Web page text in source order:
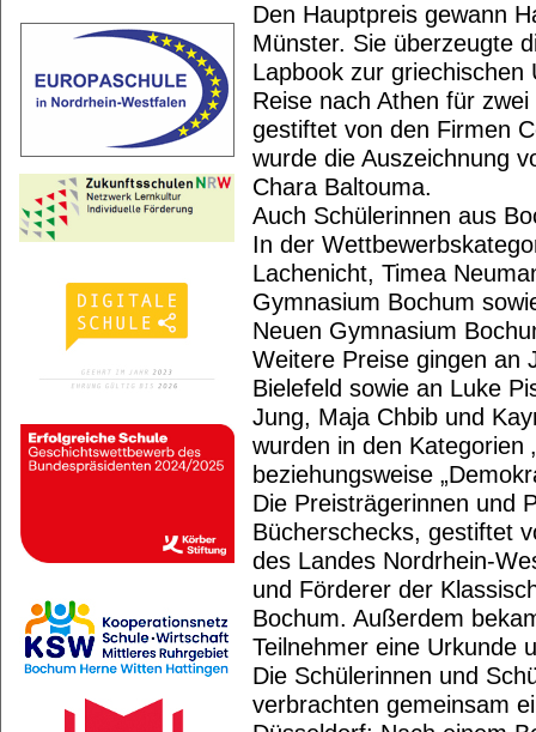
Den Hauptpreis gewann
Münster. Sie überzeugte
Lapbook zur griechischen
Reise nach Athen für
gestiftet von den Firmen
wurde die Auszeichnung
Chara Baltouma.
Auch Schülerinnen aus
In der
Lachenicht, Timea
Gymnasium Bochum
Neuen Gymnasium
Weitere Preise gingen an
Bielefeld sowie an Luke
Jung, Maja Chbib und
wurden in den Kategorien
beziehungsweise
Die Preisträgerinnen und
Bücherschecks, gestiftet
des Landes Nordrhein-
und Förderer der
Bochum. Außerdem
Teilnehmer eine Urkunde
Die Schülerinnen und
verbrachten gemeinsam